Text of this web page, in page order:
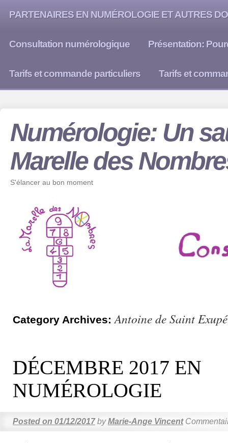
PARTENAIRES EN NUMÉROLOGIE ET AUTRES
Consultation numérologique Présentation:
Tarifs et commande particuliers Tarifs et
Numérologie: Un
Marelle des
S'élancer au bon moment
Category Archives: Antoine de Saint
DÉCEMBRE 2017 EN
NUMÉROLOGIE
Posted on 01/12/2017 by Marie-Ange Vincent